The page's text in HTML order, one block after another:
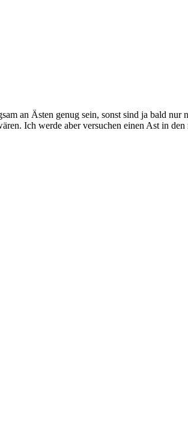
an Ästen genug sein, sonst sind ja bald
Ich werde aber versuchen einen Ast in